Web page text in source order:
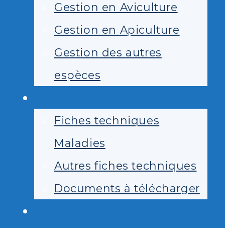
Gestion en Aviculture
Gestion en Apiculture
Gestion des autres
espèces
Fiches techniques
Maladies
Autres fiches techniques
Documents à télécharger